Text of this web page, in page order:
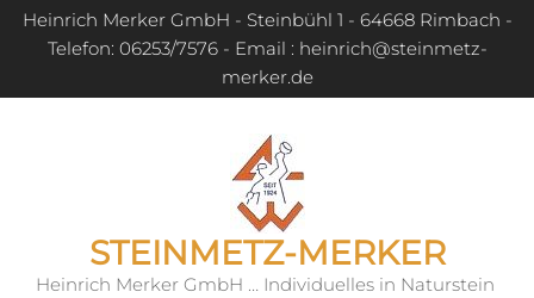
Heinrich Merker GmbH - Steinbühl 1 - 64668 Rimbach -
Telefon: 06253/7576 - Email : heinrich@steinmetz-
merker.de
STEINMETZ-MERKER
Heinrich Merker GmbH … Individuelles in Naturstein